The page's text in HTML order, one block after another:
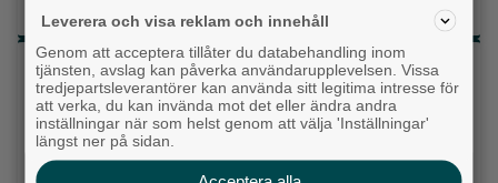
Senaste artiklarna
Alingsås
Leverera och visa reklam och innehåll
Genom att acceptera tillåter du databehandling inom
tjänsten, avslag kan påverka användarupplevelsen. Vissa
tredjepartsleverantörer kan använda sitt legitima intresse för
att verka, du kan invända mot det eller ändra andra
inställningar när som helst genom att välja 'Inställningar'
längst ner på sidan.